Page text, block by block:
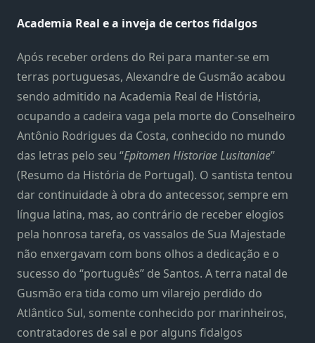
Academia Real e a inveja de certos fidalgos
Após receber ordens do Rei para manter-se em
terras portuguesas, Alexandre de Gusmão acabou
sendo admitido na Academia Real de História,
ocupando a cadeira vaga pela morte do Conselheiro
Antônio Rodrigues da Costa, conhecido no mundo
das letras pelo seu “Epitomen Historiae Lusitaniae”
(Resumo da História de Portugal). O santista tentou
dar continuidade à obra do antecessor, sempre em
língua latina, mas, ao contrário de receber elogios
pela honrosa tarefa, os vassalos de Sua Majestade
não enxergavam com bons olhos a dedicação e o
sucesso do “português” de Santos. A terra natal de
Gusmão era tida como um vilarejo perdido do
Atlântico Sul, somente conhecido por marinheiros,
contratadores de sal e por alguns fidalgos